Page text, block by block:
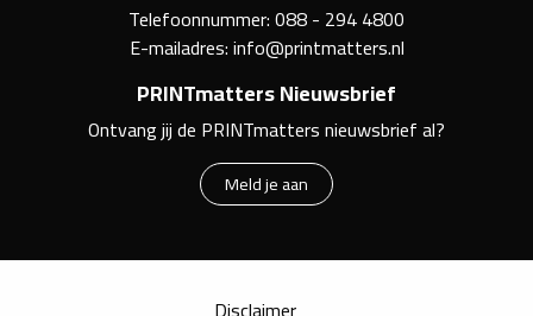
Telefoonnummer:088 - 294 4800
E-mailadres:info@printmatters.nl
PRINTmatters Nieuwsbrief
Ontvang jij de PRINTmatters nieuwsbrief al?
Meld je aan